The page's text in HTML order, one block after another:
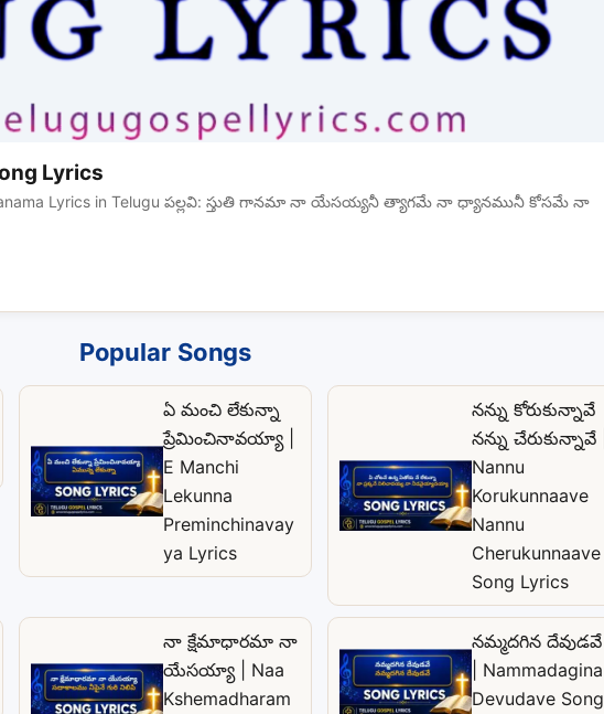
Lyrics
Lyrics in Telugu పల్లవి: స్తుతి గానమా నా యేసయ్యనీ త్యాగమే నా ధ్యానమునీ కోసమే నా
Popular Songs
ఏ మంచి లేకున్నా
ప్రేమించినావయ్యా |
E Manchi
Lekunna
Preminchinavay
ya Lyrics
నన్ను కోరుకున్నావే
నన్ను చేరుకున్నావే |
Nannu
Korukunnaave
Nannu
Cherukunnaave
Song Lyrics
నా క్షేమాధారమా నా
యేసయ్యా | Naa
Kshemadharam
నమ్మదగిన దేవుడవే
| Nammadagina
Devudave Song